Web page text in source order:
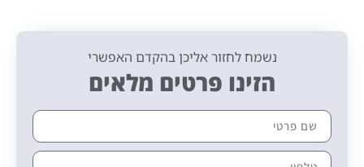
נשמח לחזור אליכן בהקדם האפשרי
הזינו פרטים מלאים